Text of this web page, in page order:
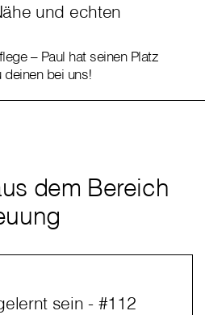
und echten
– Paul hat seinen Platz
deinen bei uns!
dem Bereich
sein - #112